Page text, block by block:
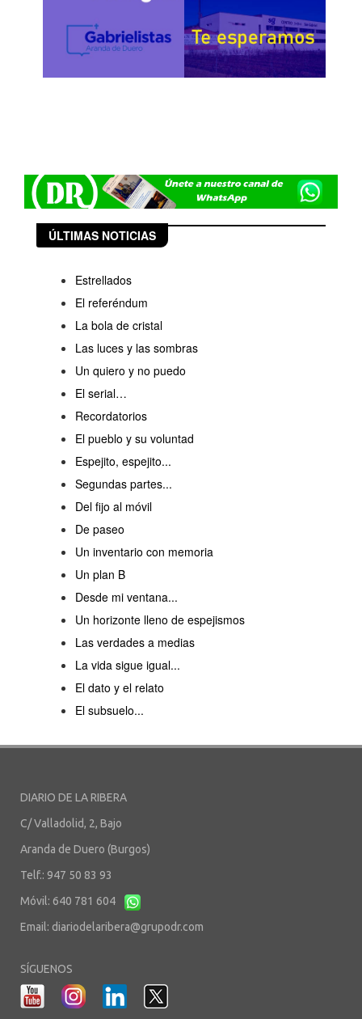
ÚLTIMAS NOTICIAS
Estrellados
El referéndum
La bola de cristal
Las luces y las sombras
Un quiero y no puedo
El serial…
Recordatorios
El pueblo y su voluntad
Espejito, espejito...
Segundas partes...
Del fijo al móvil
De paseo
Un inventario con memoria
Un plan B
Desde mi ventana...
Un horizonte lleno de espejismos
Las verdades a medias
La vida sigue igual...
El dato y el relato
El subsuelo...
DIARIO DE LA RIBERA
C/ Valladolid, 2, Bajo
Aranda de Duero (Burgos)
Telf.: 947 50 83 93
Móvil: 640 781 604
Email: diariodelaribera@grupodr.com
SÍGUENOS